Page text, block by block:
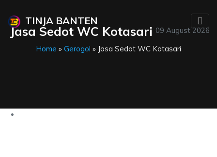
TINJA BANTEN
09 August 2026
Jasa Sedot WC Kotasari
Home » Gerogol » Jasa Sedot WC Kotasari